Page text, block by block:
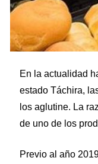
En la actualidad
estado Táchira,
los aglutine. La
de uno de los
Previo al año